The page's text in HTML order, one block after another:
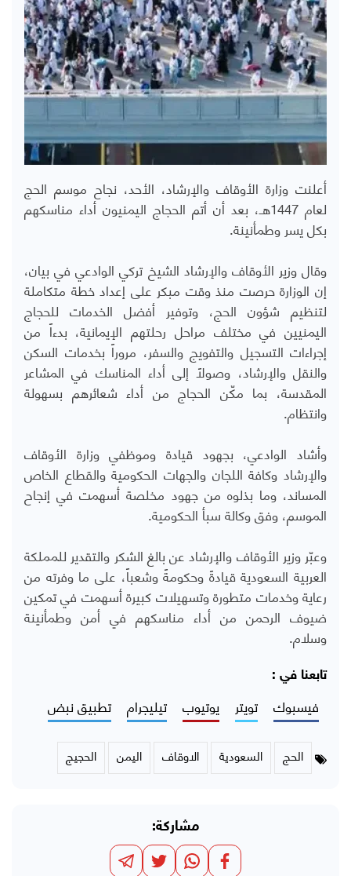
أعلنت وزارة الأوقاف والإرشاد، الأحد، نجاح موسم الحج
لعام 1447هـ، بعد أن أتم الحجاج اليمنيون أداء مناسكهم
بكل يسر وطمأنينة.
وقال وزير الأوقاف والإرشاد الشيخ تركي الوادعي في بيان،
إن الوزارة حرصت منذ وقت مبكر على إعداد خطة متكاملة
لتنظيم شؤون الحج، وتوفير أفضل الخدمات للحجاج
اليمنيين في مختلف مراحل رحلتهم الإيمانية، بدءاً من
إجراءات التسجيل والتفويج والسفر، مروراً بخدمات السكن
والنقل والإرشاد، وصولاً إلى أداء المناسك في المشاعر
المقدسة، بما مكّن الحجاج من أداء شعائرهم بسهولة
وانتظام.
وأشاد الوادعي، بجهود قيادة وموظفي وزارة الأوقاف
والإرشاد وكافة اللجان والجهات الحكومية والقطاع الخاص
المساند، وما بذلوه من جهود مخلصة أسهمت في إنجاح
الموسم، وفق وكالة سبأ الحكومية.
وعبّر وزير الأوقاف والإرشاد عن بالغ الشكر والتقدير للمملكة
العربية السعودية قيادةً وحكومةً وشعباً، على ما وفرته من
رعاية وخدمات متطورة وتسهيلات كبيرة أسهمت في تمكين
ضيوف الرحمن من أداء مناسكهم في أمن وطمأنينة
وسلام.
تابعنا في :
فيسبوك تويتر يوتيوب تيليجرام تطبيق نبض
الحج السعودية الاوقاف اليمن الحجيج
مشاركة: